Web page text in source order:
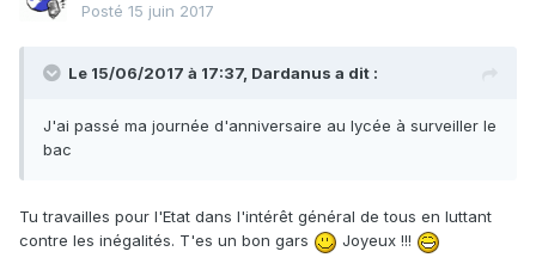
Posté 15 juin 2017
Le 15/06/2017 à 17:37, Dardanus a dit :
J'ai passé ma journée d'anniversaire au lycée à surveiller le
bac
Tu travailles pour l'Etat dans l'intérêt général de tous en luttant
contre les inégalités. T'es un bon gars
Joyeux !!!